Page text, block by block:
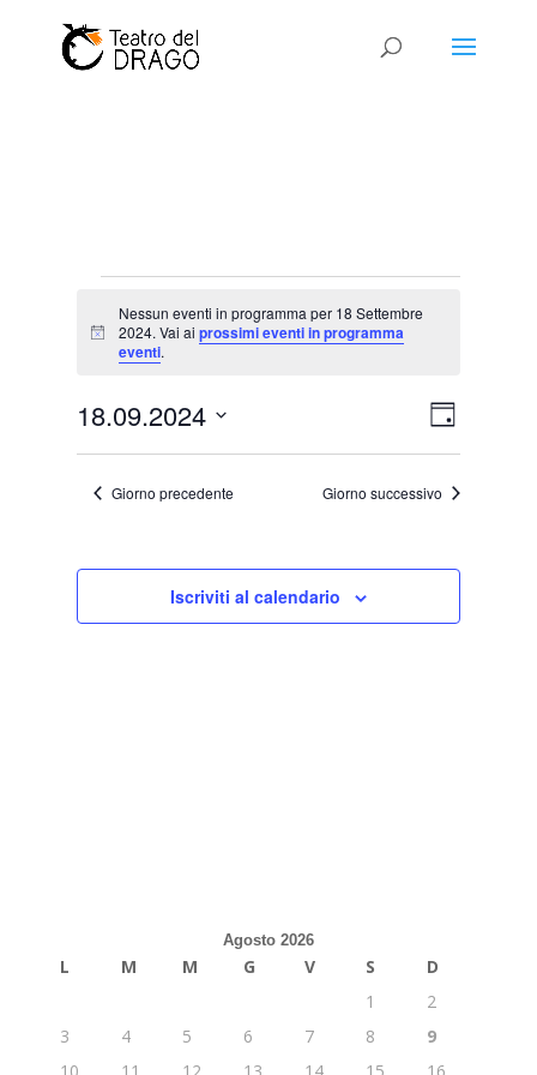
Eventi
for
Settembre
2024
Notice
Nessun eventi in programma per 18 Settembre
2024. Vai aiprossimi eventi in programma
eventi.
Viste
Evento
Viste
Giorno
18.09.2024
data.Giorno precedente Giorno successivo
Iscriviti al calendario
Agosto 2026
L M M G V S
D
1
2
3
4 5 6 7 8
9